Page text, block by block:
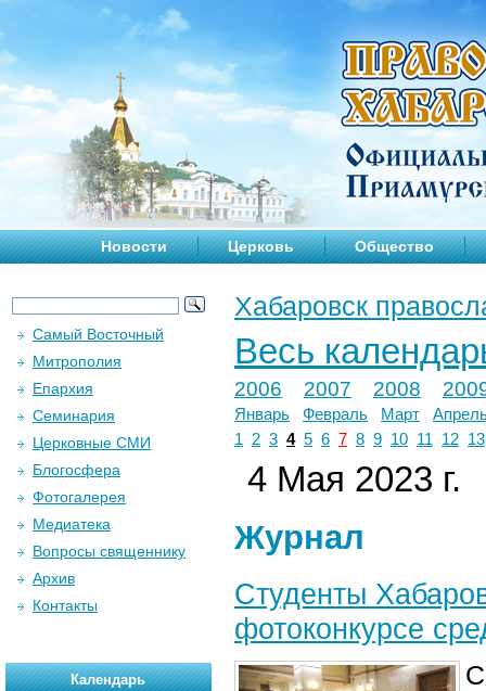
Новости Церковь Общество
Хабаровск
Весь
2006 2007 2008
Январь Февраль Март
1
2 3 4 5 6 7 8 9 10 11 12 13
4 Мая 2023 г.
Журнал
Студенты
фотоконкурсе
Самый Восточный
Митрополия
Епархия
Семинария
Церковные СМИ
Блогосфера
Фотогалерея
Медиатека
Вопросы священнику
Архив
Контакты
Календарь